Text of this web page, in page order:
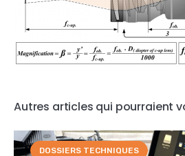
Autres articles qui pourraient
DOSSIERS TECHNIQUES